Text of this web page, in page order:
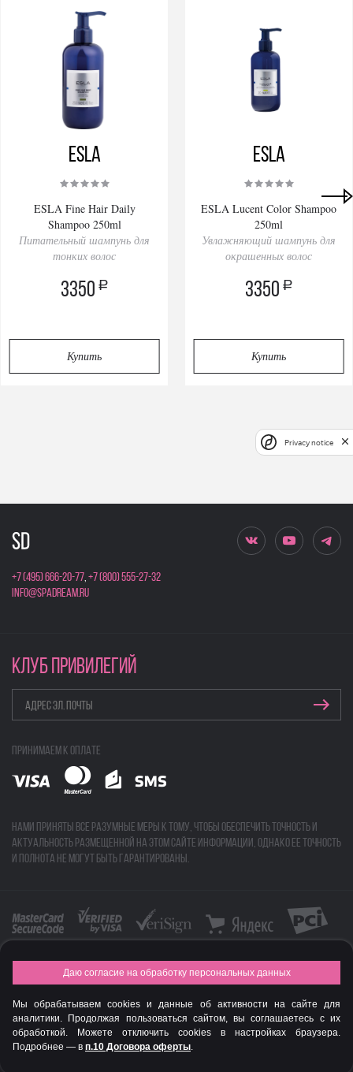
ESLA
ESLA Fine Hair Daily
Shampoo 250ml
Питательный шампунь для
тонких волос
3350 a
Купить
ESLA
ESLA Lucent Color Shampoo
250ml
Увлажняющий шампунь для
окрашенных волос
3350 a
Купить
+7 (495) 666-20-77,+7 (800) 555-27-32
info@spadream.ru
КЛУБ ПРИВИЛЕГИЙ
Принимаем к оплате
Нами приняты все разумные меры к тому, чтобы обеспечить точность и
актуальность размещенной на этом сайте информации, однако ее точность
и полнота не могут быть гарантированы.
FASHION NEW YEAR AWARDS 2015
© Интернет-магазин профессиональной косметики Spadream
Авторизируйся, чтобы получить скидку
Даю согласие на обработку персональных данных
Мы обрабатываем cookies и данные об активности на сайте для
аналитики. Продолжая пользоваться сайтом, вы соглашаетесь с их
обработкой. Можете отключить cookies в настройках браузера.
Подробнее — в п.10 Договора оферты.
Privacy notice